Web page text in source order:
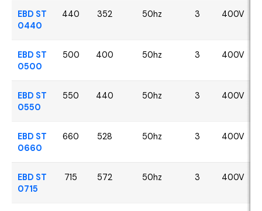
EBD ST
0440
440 352 50hz 3 400V
EBD ST
0500
500 400 50hz 3 400V
EBD ST
0550
550 440 50hz 3 400V
EBD ST
0660
660 528 50hz 3 400V
EBD ST
0715
715 572 50hz 3 400V